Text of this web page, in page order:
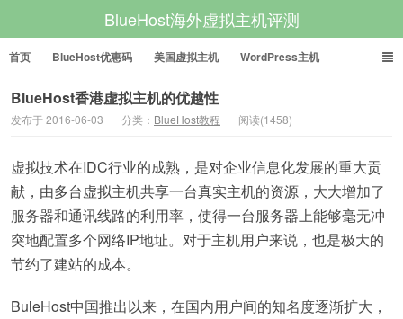
BlueHost海外虚拟主机评测
首页 BlueHost优惠码 美国虚拟主机 WordPress主机
美国VPS 美国服务器
BlueHost香港虚拟主机的优越性
发布于 2016-06-03 分类： BlueHost教程 阅读(1458)
虚拟技术在IDC行业的成熟，是对企业信息化发展的重大贡
献，由多台虚拟主机共享一台真实主机的资源，大大增加了
服务器和通讯线路的利用率，使得一台服务器上能够毫无冲
突地配置多个网络IP地址。对于主机用户来说，也是极大的
节约了建站的成本。
BuleHost中国推出以来，在国内用户间的知名度逐渐扩大，